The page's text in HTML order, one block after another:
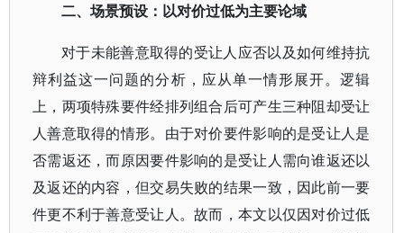
二、场景预设：以对价过低为主要论域
对于未能善意取得的受让人应否以及如何维持抗
辩利益这一问题的分析，应从单一情形展开。逻辑
上，两项特殊要件经排列组合后可产生三种阻却受让
人善意取得的情形。由于对价要件影响的是受让人是
否需返还，而原因要件影响的是受让人需向谁返还以
及返还的内容，但交易失败的结果一致，因此前一要
件更不利于善意受让人。故而，本文以仅因对价过低